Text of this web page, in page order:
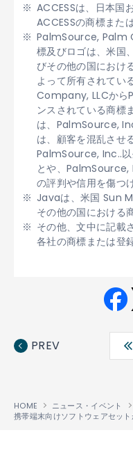
ACCESSは、日本国
ACCESSの商標また
PalmSource, Palm
標及びロゴは、米国
びその他の国におけ
よって所有されて
Company, LLCから
ンスされている商標
は、PalmSource,
は、顧客を混乱させ
PalmSource, Inc..以
とや、PalmSource,
の評判や信用を傷つ
Javaは、米国 Sun
その他の国における
その他、文中に記載
各社の商標または登
ebo
PREV
HOME ニュース・イベント